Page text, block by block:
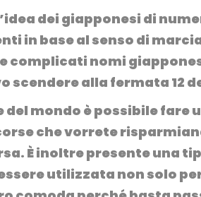
dei giapponesi di
in base al senso di
complicati nomi
scendere alla fermata 12
mondo è possibile fare
che vorrete
È inoltre presente una
utilizzata non solo